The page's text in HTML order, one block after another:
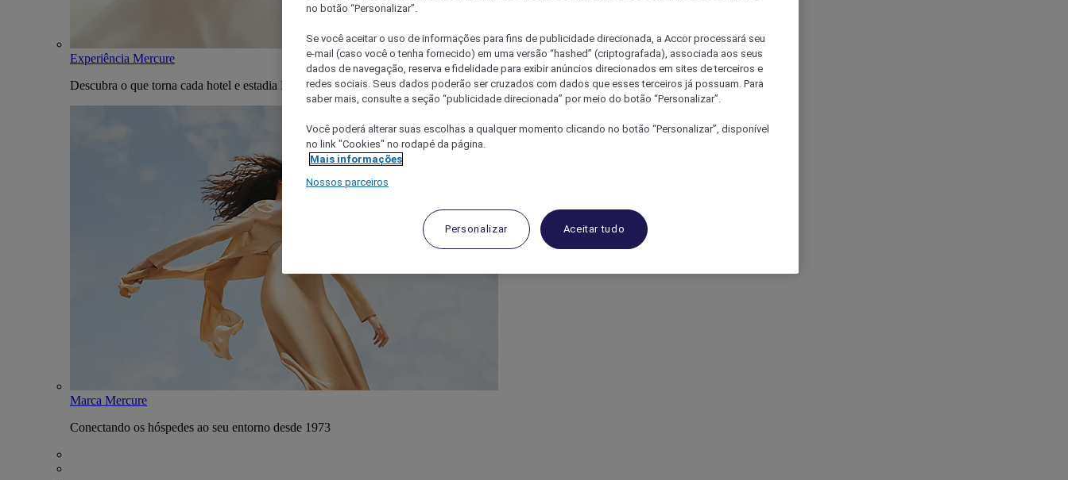
Experiência Mercure
Descubra o que torna cada hotel e estadia Mercure única
Marca Mercure
Conectando os hóspedes ao seu entorno desde 1973
no botão “Personalizar”.
Se você aceitar o uso de informações para fins de publicidade direcionada, a Accor processará seu
e-mail (caso você o tenha fornecido) em uma versão “hashed” (criptografada), associada aos seus
dados de navegação, reserva e fidelidade para exibir anúncios direcionados em sites de terceiros e
redes sociais. Seus dados poderão ser cruzados com dados que esses terceiros já possuam. Para
saber mais, consulte a seção “publicidade direcionada” por meio do botão “Personalizar”.
Você poderá alterar suas escolhas a qualquer momento clicando no botão “Personalizar”, disponível
no link "Cookies" no rodapé da página.
Mais informações
Nossos parceiros
Personalizar Aceitar tudo